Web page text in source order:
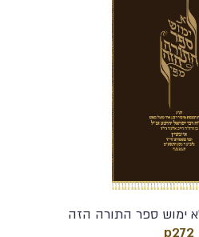
ימוש ספר התורה הזה
p272